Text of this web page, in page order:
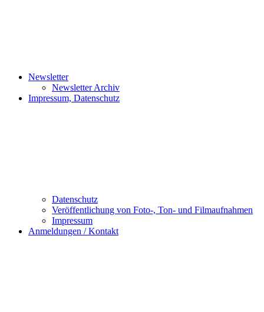
Newsletter
Newsletter Archiv
Impressum, Datenschutz
Datenschutz
Veröffentlichung von Foto-, Ton- und Filmaufnahmen
Impressum
Anmeldungen / Kontakt